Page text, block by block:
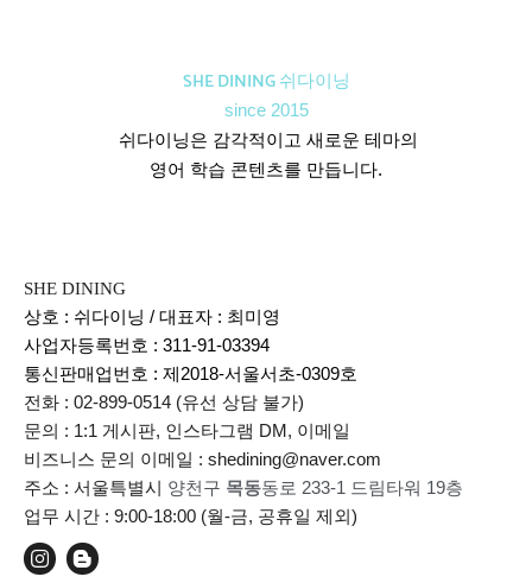
SHE DINING 쉬다이닝
since 2015
쉬다이닝은 감각적이고 새로운 테마의
영어 학습 콘텐츠를 만듭니다.
SHE DINING
상호 : 쉬다이닝 / 대표자 : 최미영
사업자등록번호 : 311-91-03394
통신판매업번호 : 제2018-서울서초-0309호
전화 : 02-899-0514 (유선 상담 불가)
문의 : 1:1 게시판, 인스타그램 DM, 이메일
비즈니스 문의 이메일 : shedining@naver.com
주소 : 서울특별시 양천구 목동동로 233-1 드림타워 19층
업무 시간 : 9:00-18:00 (월-금, 공휴일 제외)